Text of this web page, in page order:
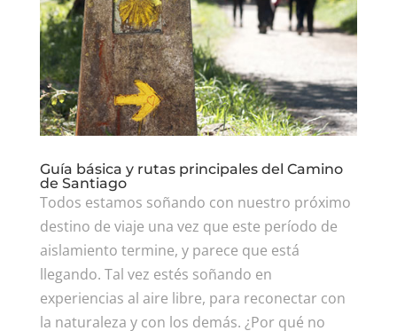
Guía básica y rutas principales del Camino
de Santiago
Todos estamos soñando con nuestro próximo
destino de viaje una vez que este período de
aislamiento termine, y parece que está
llegando. Tal vez estés soñando en
experiencias al aire libre, para reconectar con
la naturaleza y con los demás. ¿Por qué no